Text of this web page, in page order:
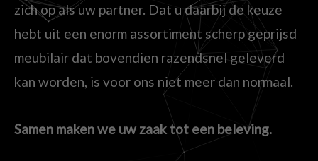
zich op als uw partner. Dat u daarbij de keuze
hebt uit een enorm assortiment scherp geprijsd
meubilair dat bovendien razendsnel geleverd
kan worden, is voor ons niet meer dan normaal.
Samen maken we uw zaak tot een beleving.